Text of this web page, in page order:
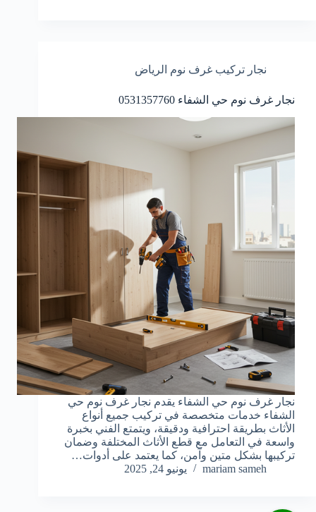
نجار تركيب غرف نوم الرياض
نجار غرف نوم حي الشفاء 0531357760
نجار غرف نوم حي الشفاء يقدم نجار غرف نوم حي
الشفاء خدمات متخصصة في تركيب جميع أنواع
الأثاث بطريقة احترافية ودقيقة، ويتمتع الفني بخبرة
واسعة في التعامل مع قطع الأثاث المختلفة وضمان
تركيبها بشكل متين وآمن، كما يعتمد على أدوات…
mariam sameh
يونيو 24, 2025